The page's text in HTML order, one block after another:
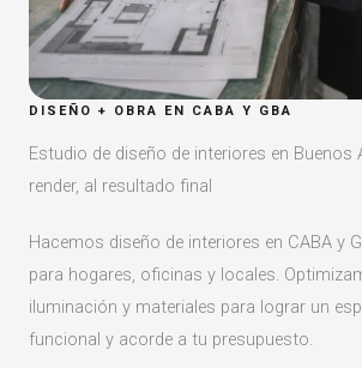
DISEÑO + OBRA EN CABA Y GBA
Estudio de diseño de interiores en Buenos
render, al resultado final
Hacemos diseño de interiores en CABA y
para hogares, oficinas y locales.
iluminación y materiales para lograr un
funcional y acorde a tu presupuesto.